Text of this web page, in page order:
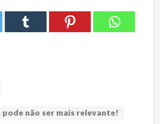
não ser mais relevante!